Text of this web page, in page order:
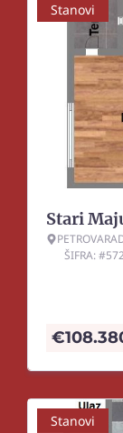
Stanovi
Stari
ŠIFRA:
€
Stanovi